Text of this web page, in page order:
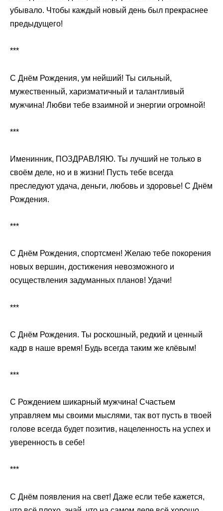
убывало. Чтобы каждый новый день был прекраснее
предыдущего!
***
С Днём Рождения, ум нейший! Ты сильный,
мужественный, харизматичный и талантливый
мужчина! Любви тебе взаимной и энергии огромной!
***
Именинник, ПОЗДРАВЛЯЮ. Ты лучший не только в
своём деле, но и в жизни! Пусть тебе всегда
преследуют удача, деньги, любовь и здоровье! С Днём
Рождения.
***
С Днём Рождения, спортсмен! Желаю тебе покорения
новых вершин, достижения невозможного и
осуществления задуманных планов! Удачи!
***
С Днём Рождения. Ты роскошный, редкий и ценный
кадр в наше время! Будь всегда таким же клёвым!
***
С Рождением шикарный мужчина! Счастьем
управляем мы своими мыслями, так вот пусть в твоей
голове всегда будет позитив, нацеленность на успех и
уверенность в себе!
***
С Днём появления на свет! Даже если тебе кажется,